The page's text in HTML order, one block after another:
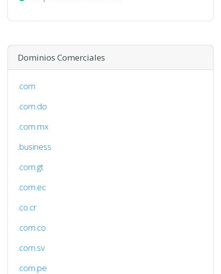
Dominios Comerciales
.com
.com.do
.com.mx
.business
.com.gt
.com.ec
.co.cr
.com.co
.com.sv
.com.pe